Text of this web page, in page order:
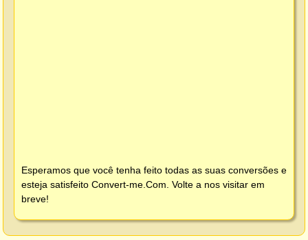
Esperamos que você tenha feito todas as suas conversões e
esteja satisfeito Convert-me.Com . Volte a nos visitar em
breve!